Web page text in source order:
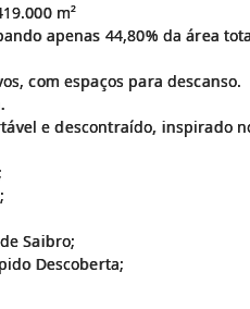
m²
apenas 44,80% da área
com espaços para descanso.
e descontraído, inspirado
Saibro;
Descoberta;